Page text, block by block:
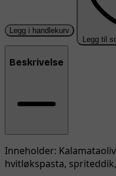
Legg i handlekurv
Legg til
Beskrivelse
Inneholder:
hvitløkspasta,